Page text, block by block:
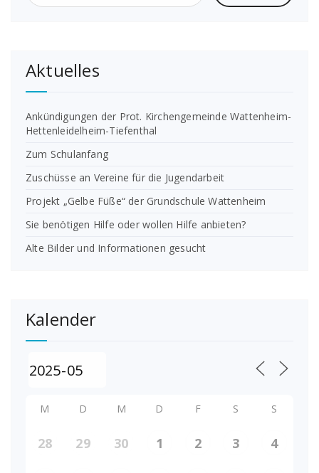
Aktuelles
Ankündigungen der Prot. Kirchengemeinde Wattenheim-
Hettenleidelheim-Tiefenthal
Zum Schulanfang
Zuschüsse an Vereine für die Jugendarbeit
Projekt „Gelbe Füße“ der Grundschule Wattenheim
Sie benötigen Hilfe oder wollen Hilfe anbieten?
Alte Bilder und Informationen gesucht
Kalender
M D M D F S S
28 29 30 1 2 3 4